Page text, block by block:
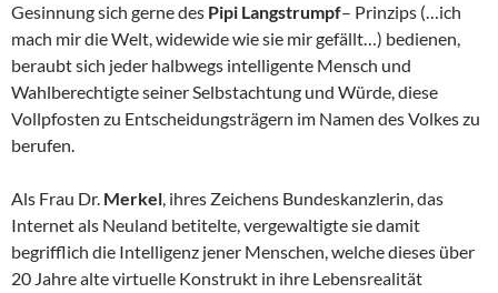
Gesinnung sich gerne des Pipi Langstrumpf– Prinzips (…ich
mach mir die Welt, widewide wie sie mir gefällt…) bedienen,
beraubt sich jeder halbwegs intelligente Mensch und
Wahlberechtigte seiner Selbstachtung und Würde, diese
Vollpfosten zu Entscheidungsträgern im Namen des Volkes zu
berufen.
Als Frau Dr. Merkel, ihres Zeichens Bundeskanzlerin, das
Internet als Neuland betitelte, vergewaltigte sie damit
begrifflich die Intelligenz jener Menschen, welche dieses über
20 Jahre alte virtuelle Konstrukt in ihre Lebensrealität